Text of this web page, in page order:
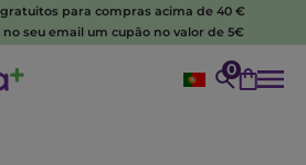
gratuitos para compras acima de 40 €
seu email um cupão no valor de 5€
0